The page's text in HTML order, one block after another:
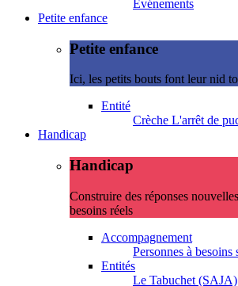
Evénements
Petite enfance
Petite enfance
Ici, les petits bouts font leur nid
Entité
Crèche L'arrêt de
Handicap
Handicap
Construire des réponses
besoins réels
Accompagnement
Personnes à
Entités
Le Tabuchet (SAJA)